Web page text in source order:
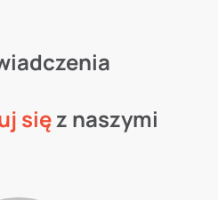
sięz naszymi